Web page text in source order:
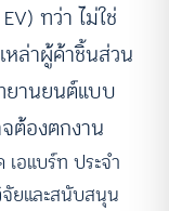
ทว่า ไม่ใช่
หล่าผู้ค้าชิ้นส่วน
านยนต์แบบ
ต้องตกงาน
อแบร์ท ประจํา
จัยและสนับสนุน